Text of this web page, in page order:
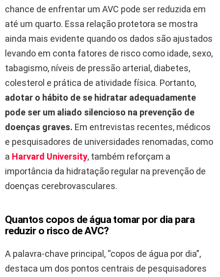
chance de enfrentar um AVC pode ser reduzida em
até um quarto. Essa relação protetora se mostra
ainda mais evidente quando os dados são ajustados
levando em conta fatores de risco como idade, sexo,
tabagismo, níveis de pressão arterial, diabetes,
colesterol e prática de atividade física. Portanto,
adotar o hábito de se hidratar adequadamente
pode ser um aliado silencioso na prevenção de
doenças graves. Em entrevistas recentes, médicos
e pesquisadores de universidades renomadas, como
a Harvard University, também reforçam a
importância da hidratação regular na prevenção de
doenças cerebrovasculares.
Quantos copos de água tomar por dia para
reduzir o risco de AVC?
A palavra-chave principal, “copos de água por dia”,
destaca um dos pontos centrais de pesquisadores